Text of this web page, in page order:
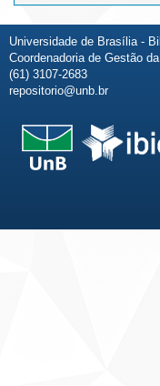
Universidade de Brasília -
Coordenadoria de Gestão
(61) 3107-2683
repositorio@unb.br